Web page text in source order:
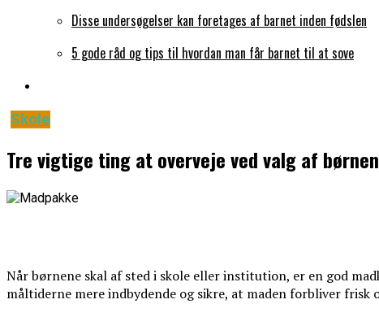
Disse undersøgelser kan foretages af barnet inden fødslen
5 gode råd og tips til hvordan man får barnet til at sove
Skole
Tre vigtige ting at overveje ved valg af
Når børnene skal af sted i skole eller institution, er en god
måltiderne mere indbydende og sikre, at maden forbliver